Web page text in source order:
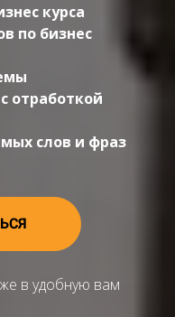
курса
по бизнес
отработкой
слов и фраз
в удобную вам